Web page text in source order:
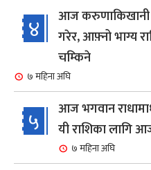
४
आज करुणाकिखानी
गरेर, आफ़्नो भाग्य
चम्किने
७ महिना अघि
५
आज भगवान
यी राशिका लागि
७ महिना अघि